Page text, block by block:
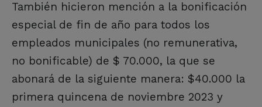
También hicieron mención a la bonificación
especial de fin de año para todos los
empleados municipales (no remunerativa,
no bonificable) de $ 70.000, la que se
abonará de la siguiente manera: $40.000 la
primera quincena de noviembre 2023 y